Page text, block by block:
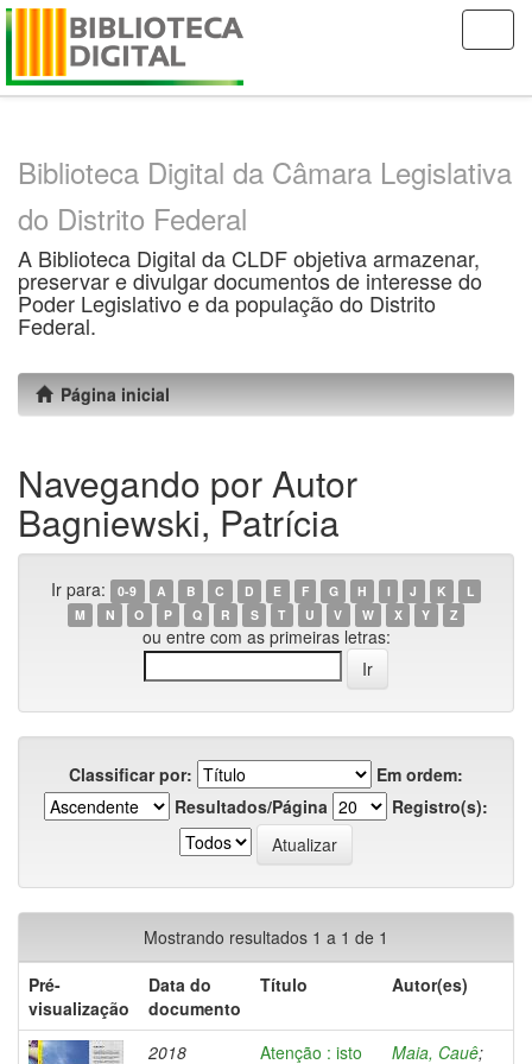
Skip
Biblioteca Digital da Câmara Legislativa
do Distrito Federal
A Biblioteca Digital da CLDF objetiva armazenar,
preservar e divulgar documentos de interesse do
Poder Legislativo e da população do Distrito
Federal.
Página inicial
Navegando por Autor
Bagniewski, Patrícia
Ir para: 0-9 A B C D E F G H I J K
L
M
N O P Q R S T U V W X Y Z
ou entre com as primeiras letras:
Classificar por:
Em ordem:
Resultados/Página
Registro(s):
Mostrando resultados 1 a 1 de 1
Pré-
visualização
Data do
documento
Título Autor(es)
2018 Atenção : isto Maia, Cauê;